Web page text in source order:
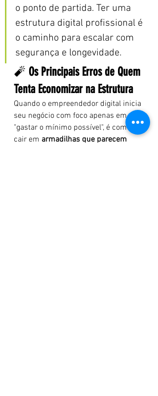
o ponto de partida. Ter uma
estrutura digital profissional é
o caminho para escalar com
segurança e longevidade.
🧨 Os Principais Erros de Quem
Tenta Economizar na Estrutura
Quando o empreendedor digital inicia
seu negócio com foco apenas em
"gastar o mínimo possível", é comum
cair em armadilhas que parecem